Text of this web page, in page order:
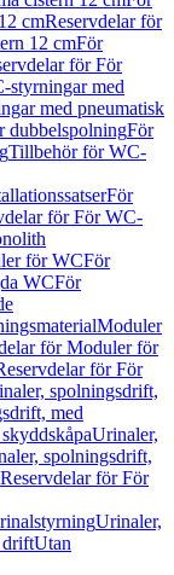
cmReservdelar för
12 cmFör
för För
styrningar med
med pneumatisk
dubbelspolningFör
Tillbehör för WC-
För
för För WC-
för WCFör
WCFör
Moduler
för Moduler för
för För
spolningsdrift,
med
Urinaler,
spolningsdrift,
Reservdelar för För
Urinaler,
driftUtan